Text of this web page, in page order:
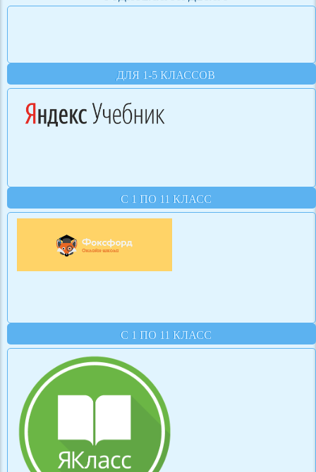
ДЛЯ 1-5 КЛАССОВ
С 1 ПО 11 КЛАСС
С 1 ПО 11 КЛАСС